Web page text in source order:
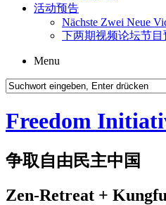
活动预告
Nächste Zwei Neue
下两期视频论坛节目
Menu
Freedom
争取自由民主中国
Zen-Retreat +